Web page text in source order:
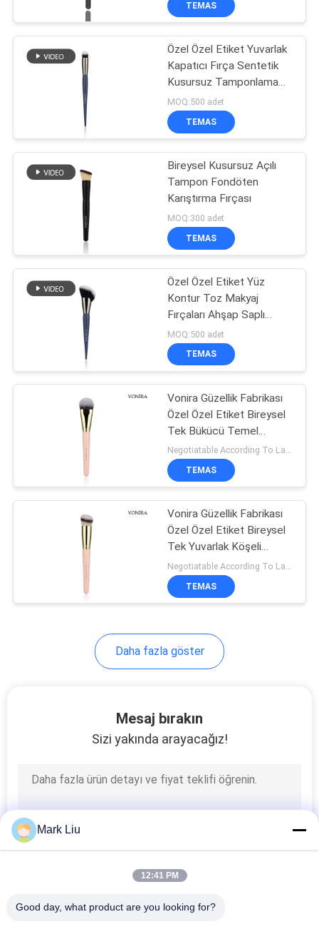
Sentetik Makyaj
Fırçaları
89
Profesyonel Makyaj
Fırça Seti
Seyahat Makyaj
Fırça Seti
Makyaj Fırça
Koleksiyonu
Bireysel Makyaj
Vücut Boya Fırçaları
TEMAS
Özel Özel Etiket Yuvarlak
Kapatıcı Fırça Sentetik
Kusursuz Tamponlama
Karıştırma
MOQ:500 adet
TEMAS
Bireysel Kusursuz Açılı
Tampon Fondöten
Karıştırma Fırçası
MOQ:300 adet
TEMAS
Özel Özel Etiket Yüz
Kontur Toz Makyaj
Fırçaları Ahşap Saplı
Yumuşak Sentetik Saç
MOQ:500 adet
TEMAS
Vonira Güzellik Fabrikası
Özel Özel Etiket Bireysel
Tek Bükücü Temel
Makyaj Fırçası
Negotiatable According To Large Quantity MOQ:500 Adet
TEMAS
Vonira Güzellik Fabrikası
Özel Özel Etiket Bireysel
Tek Yuvarlak Köşeli
Bükme Temel Makyaj
Fırçası
Negotiatable According To Large Quantity MOQ:500 Adet
TEMAS
Daha fazla göster
Mesaj bırakın
Sizi yakında arayacağız!
Mark Liu
12:41 PM
Good day, what product are you looking for?